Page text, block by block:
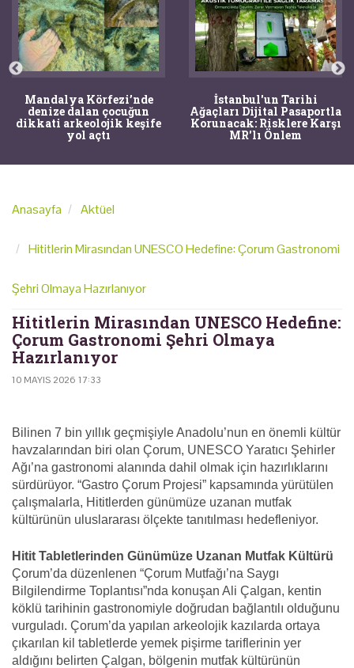
İstanbul'un Tarihi
Ağaçları Dijital Pasaportla
Korunacak: Risklere Karşı
MR'lı Önlem
Mardin'de Kaçakçılık
Operasyonunda 1500
Yıllık Roma Mozaiği Ele
Geçirildi
Anasayfa Aktüel
Hititlerin Mirasından UNESCO Hedefine: Çorum Gastronomi
Şehri Olmaya Hazırlanıyor
Hititlerin Mirasından UNESCO Hedefine:
Çorum Gastronomi Şehri Olmaya
Hazırlanıyor
10 MAYIS 2026 17:33
Bilinen 7 bin yıllık geçmişiyle Anadolu’nun en önemli kültür
havzalarından biri olan Çorum, UNESCO Yaratıcı Şehirler
Ağı’na gastronomi alanında dahil olmak için hazırlıklarını
sürdürüyor. “Gastro Çorum Projesi” kapsamında yürütülen
çalışmalarla, Hititlerden günümüze uzanan mutfak
kültürünün uluslararası ölçekte tanıtılması hedefleniyor.
Hitit Tabletlerinden Günümüze Uzanan Mutfak Kültürü
Çorum’da düzenlenen “Çorum Mutfağı’na Saygı
Bilgilendirme Toplantısı”nda konuşan Ali Çalgan, kentin
köklü tarihinin gastronomiyle doğrudan bağlantılı olduğunu
vurguladı. Çorum’da yapılan arkeolojik kazılarda ortaya
çıkarılan kil tabletlerde yemek pişirme tariflerinin yer
aldığını belirten Çalgan, bölgenin mutfak kültürünün